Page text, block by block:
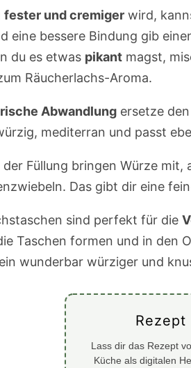
fester und cremiger wird,
eine bessere Bindung gib
du es etwas pikant magst,
Räucherlachs-Aroma.
Abwandlung ersetze
mediterran und passt
der Füllung bringen Würze
Das gibt dir eine
sind perfekt für die
Taschen formen und in den
wunderbar würziger und
Rezept
Lass dir das Rezept
Küche als digitalen